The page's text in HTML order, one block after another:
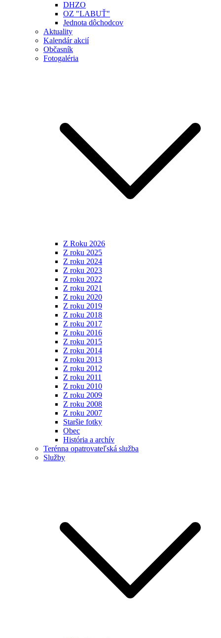
DHZO
OZ "LABUŤ"
Jednota dôchodcov
Aktuality
Kalendár akcií
Občasník
Fotogaléria
Z Roku 2026
Z roku 2025
Z roku 2024
Z roku 2023
Z roku 2022
Z roku 2021
Z roku 2020
Z roku 2019
Z roku 2018
Z roku 2017
Z roku 2016
Z roku 2015
Z roku 2014
Z roku 2013
Z roku 2012
Z roku 2011
Z roku 2010
Z roku 2009
Z roku 2008
Z roku 2007
Staršie fotky
Obec
História a archív
Terénna opatrovateľská služba
Služby